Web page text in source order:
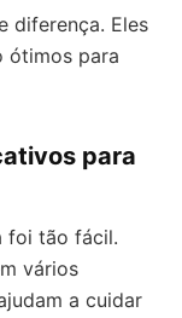
diferença. Eles
ótimos para
para
foi tão fácil.
vários
a cuidar